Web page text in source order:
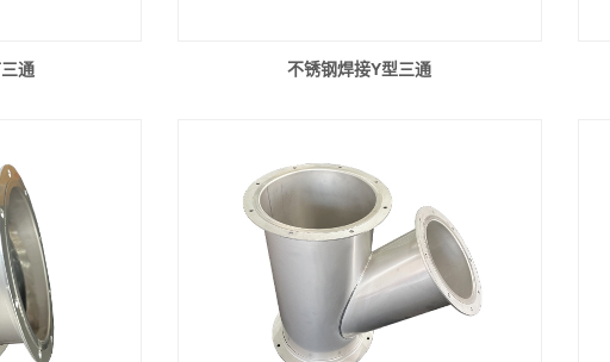
通 不锈钢焊接Y型三通